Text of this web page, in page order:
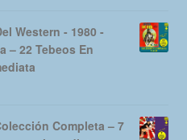
Western - 1980 -
– 22 Tebeos En
Completa – 7